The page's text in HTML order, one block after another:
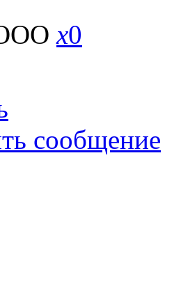
x0
сообщение